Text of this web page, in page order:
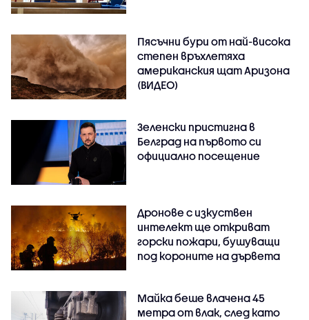
Пясъчни бури от най-висока
степен връхлетяха
американския щат Аризона
(ВИДЕО)
Зеленски пристигна в
Белград на първото си
официално посещение
Дронове с изкуствен
интелект ще откриват
горски пожари, бушуващи
под короните на дървета
Майка беше влачена 45
метра от влак, след като